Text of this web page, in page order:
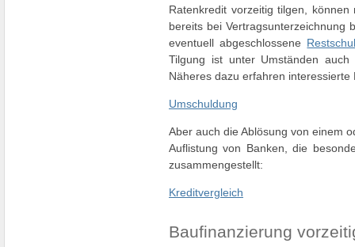
Ratenkredit vorzeitig tilgen,
bereits bei Vertragsunterzeichnung
eventuell abgeschlossene
Tilgung ist unter Umständen
Näheres dazu erfahren
Umschuldung
Aber auch die Ablösung von einem
Auflistung von Banken, die
zusammengestellt:
Kreditvergleich
Baufinanzierung